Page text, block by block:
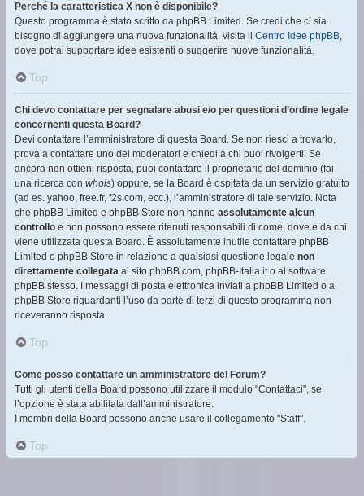
Perché la caratteristica X non è disponibile?
Questo programma è stato scritto da phpBB Limited. Se credi che ci sia
bisogno di aggiungere una nuova funzionalità, visita il Centro Idee phpBB,
dove potrai supportare idee esistenti o suggerire nuove funzionalità.
Top
Chi devo contattare per segnalare abusi e/o per questioni d’ordine legale
concernenti questa Board?
Devi contattare l’amministratore di questa Board. Se non riesci a trovarlo,
prova a contattare uno dei moderatori e chiedi a chi puoi rivolgerti. Se
ancora non ottieni risposta, puoi contattare il proprietario del dominio (fai
una ricerca con whois) oppure, se la Board è ospitata da un servizio gratuito
(ad es. yahoo, free.fr, f2s.com, ecc.), l’amministratore di tale servizio. Nota
che phpBB Limited e phpBB Store non hanno assolutamente alcun
controllo e non possono essere ritenuti responsabili di come, dove e da chi
viene utilizzata questa Board. È assolutamente inutile contattare phpBB
Limited o phpBB Store in relazione a qualsiasi questione legale non
direttamente collegata al sito phpBB.com, phpBB-Italia.it o al software
phpBB stesso. I messaggi di posta elettronica inviati a phpBB Limited o a
phpBB Store riguardanti l’uso da parte di terzi di questo programma non
riceveranno risposta.
Top
Come posso contattare un amministratore del Forum?
Tutti gli utenti della Board possono utilizzare il modulo "Contattaci", se
l’opzione è stata abilitata dall’amministratore.
I membri della Board possono anche usare il collegamento "Staff".
Top